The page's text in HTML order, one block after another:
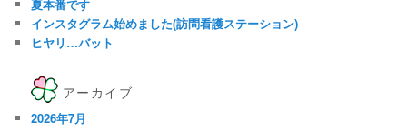
夏本番です
インスタグラム始めました(訪問看護ステーション)
ヒヤリ…バット
アーカイブ
2026年7月